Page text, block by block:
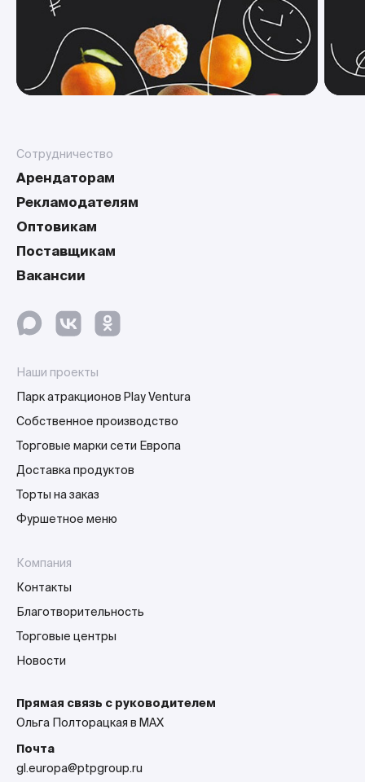
Сотрудничество
Арендаторам
Рекламодателям
Оптовикам
Поставщикам
Вакансии
Наши проекты
Парк атракционов Play Ventura
Собственное производство
Торговые марки сети Европа
Доставка продуктов
Торты на заказ
Фуршетное меню
Компания
Контакты
Благотворительность
Торговые центры
Новости
Прямая связь с руководителем
Ольга Полторацкая в MAX
Почта
gl.europa@ptpgroup.ru